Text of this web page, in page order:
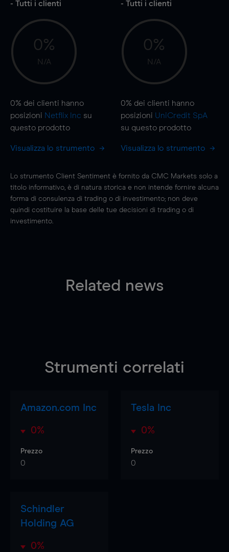
- Tutti i clienti
0%
N/A
0% dei clienti hanno
posizioni Netflix Inc su
questo prodotto
Visualizza lo strumento
- Tutti i clienti
0%
N/A
0% dei clienti hanno
posizioni UniCredit SpA
su questo prodotto
Visualizza lo strumento
Lo strumento Client Sentiment è fornito da CMC Markets solo a
titolo informativo, è di natura storica e non intende fornire alcuna
forma di consulenza di trading o di investimento; non deve
quindi costituire la base delle tue decisioni di trading o di
investimento.
Related news
Strumenti correlati
Amazon.com Inc
0%
Prezzo
0
Tesla Inc
0%
Prezzo
0
Schindler
Holding AG
0%